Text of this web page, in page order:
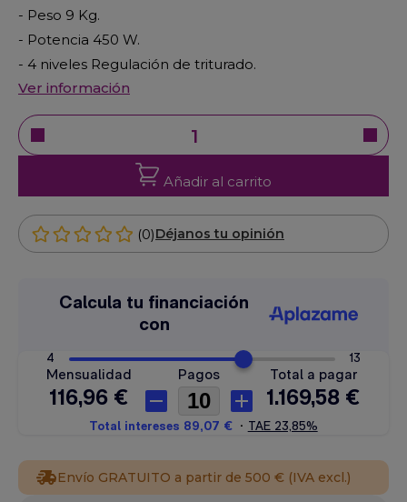
- Peso 9 Kg.
- Potencia 450 W.
- 4 niveles Regulación de triturado.
Ver información
Añadir al carrito
(0)Déjanos tu opinión
Envío GRATUITO a partir de 500 € (IVA excl.)